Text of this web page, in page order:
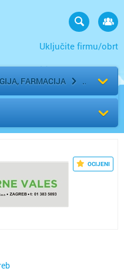
Uključite firmu/obrt
FARMACIJA
OCIJENI